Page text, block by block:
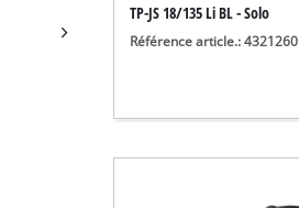
TP-JS 18/135 Li BL - Solo
Référence article.: 4321260